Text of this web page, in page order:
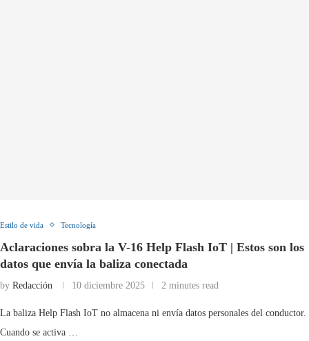
Estilo de vida Tecnología
Aclaraciones sobra la V-16 Help Flash IoT | Estos son los
datos que envía la baliza conectada
by Redacción 10 diciembre 2025 2 minutes read
La baliza Help Flash IoT no almacena ni envía datos personales del conductor.
Cuando se activa …